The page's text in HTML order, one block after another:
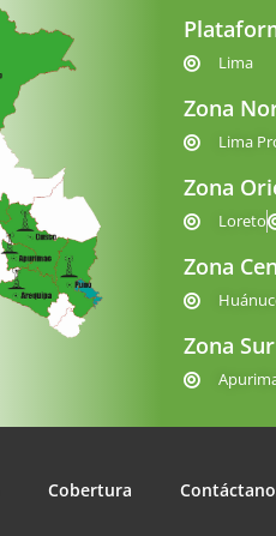
Lima
Zona
Lima
Zona
Loreto
Zona
Zona Sur
Cobertura